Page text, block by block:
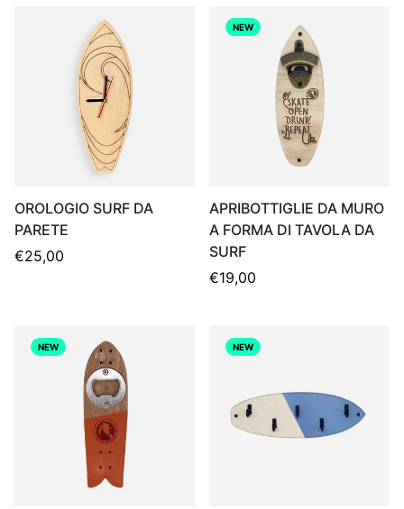
OROLOGIO SURF DA
PARETE
Prezzo
€25,00
NEW
APRIBOTTIGLIE DA MURO
A FORMA DI TAVOLA DA
SURF
Prezzo
€19,00
NEW NEW